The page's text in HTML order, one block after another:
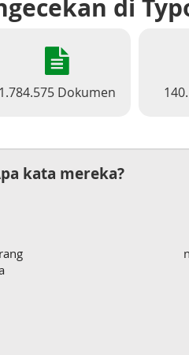
di
1.784.575 Dokumen
kata mereka?